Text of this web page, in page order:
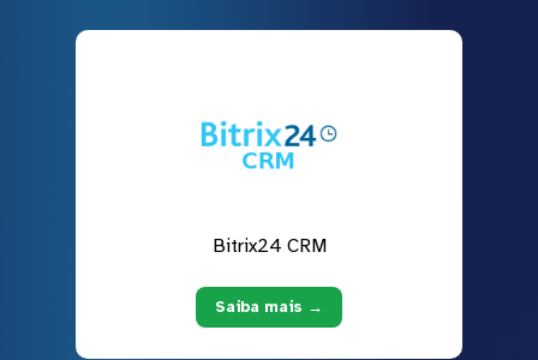
Bitrix24 CRM
Saiba mais →